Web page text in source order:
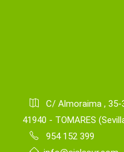
C/ Almoraima , 35-
41940 - TOMARES
954 152 399